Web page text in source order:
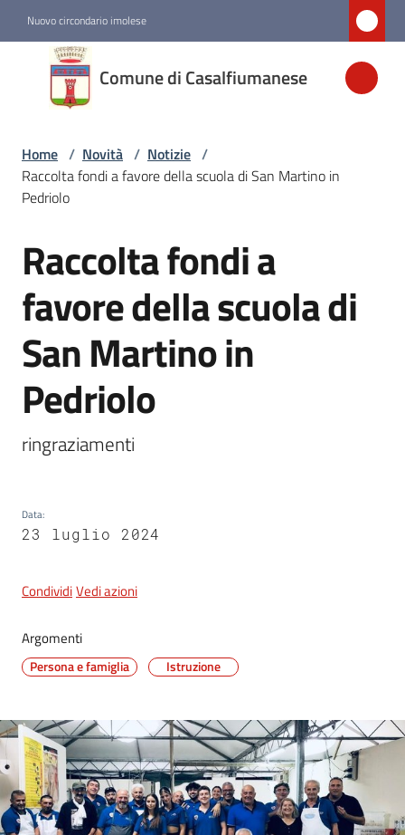
Nuovo circondario imolese
Comune di Casalfiumanese
Comune di
Casalfiumanese
Amministrazione
Servizi
Vivere
Casalfiumanese
Servizi
on-
gli
argomenti
Home / Novità / Notizie /
Raccolta fondi a favore della scuola di San Martino in
Pedriolo
Salta al contenuto
Raccolta fondi a
favore della scuola di
San Martino in
Pedriolo
ringraziamenti
Data:
23 luglio 2024
CondividiVedi azioni
Argomenti
Persona e famiglia Istruzione